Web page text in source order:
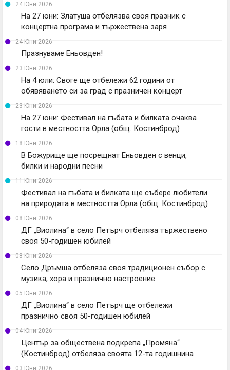
24 Юни 2026
На 27 юни: Златуша отбелязва своя празник с
концертна програма и тържествена заря
24 Юни 2026
Празнуваме Еньовден!
23 Юни 2026
На 4 юли: Своге ще отбележи 62 години от
обявяването си за град с празничен концерт
23 Юни 2026
На 27 юни: Фестивал на гъбата и билката очаква
гости в местността Орла (общ. Костинброд)
18 Юни 2026
В Божурище ще посрещнат Еньовден с венци,
билки и народни песни
11 Юни 2026
Фестивал на гъбата и билката ще събере любители
на природата в местността Орла (общ. Костинброд)
08 Юни 2026
ДГ „Виолина“ в село Петърч отбеляза тържествено
своя 50-годишен юбилей
08 Юни 2026
Село Дръмша отбеляза своя традиционен събор с
музика, хора и празнично настроение
05 Юни 2026
ДГ „Виолина“ в село Петърч ще отбележи
празнично своя 50-годишен юбилей
04 Юни 2026
Център за обществена подкрепа „Промяна“
(Костинброд) отбеляза своята 12-та годишнина